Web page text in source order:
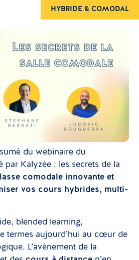
HYBRIDE & COMODAL
du webinaire du
par Kalyzée : les secrets de la
comodale innovante et
vos cours hybrides, multi-
blended learning,
termes aujourd’hui au cœur de
L’avènement de la